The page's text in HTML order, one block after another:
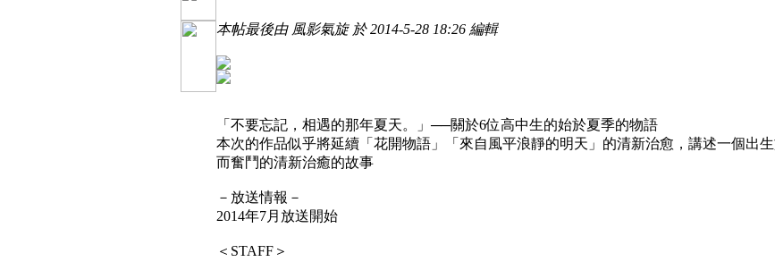
本帖最後由 風影氣旋 於 2014-5-28 18:26 編輯
「不要忘記，相遇的那年夏天。」──關於6位高中生的始於夏季的物語
本次的作品似乎將延續「花開物語」「來自風平浪靜的明天」的清新治愈，講述一個出
而奮鬥的清新治癒的故事
－放送情報－
2014年7月放送開始
＜STAFF＞